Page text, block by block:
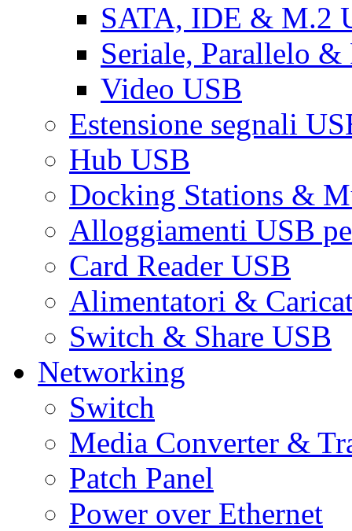
SATA, IDE & M.2
Seriale, Parallelo &
Video USB
Estensione segnali
Hub USB
Docking Stations &
Alloggiamenti USB
Card Reader USB
Alimentatori &
Switch & Share USB
Networking
Switch
Media Converter &
Patch Panel
Power over Ethernet